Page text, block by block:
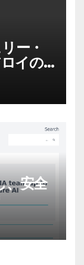
ー・
イの
ォー
安を
安全